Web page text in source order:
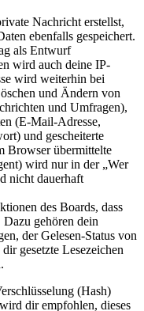
Nachricht erstellst,
ebenfalls gespeichert.
als Entwurf
wird auch deine IP-
wird weiterhin bei
und Ändern von
und Umfragen),
(E-Mail-Adresse,
und gescheiterte
Browser übermittelte
wird nur in der „Wer
nicht dauerhaft
des Boards, dass
gehören dein
der Gelesen-Status von
gesetzte Lesezeichen
(Hash)
dir empfohlen, dieses